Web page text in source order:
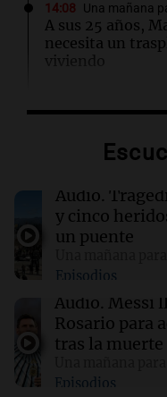
14:08 Una mañana
A sus 25 años,
necesita un
13:57 Una mañana
heridos tras
Sociedad
“Santa Fe te
tras la muerte de
13:31 Una mañana
Messi llegará
acompañar a su
papá
Audio.
y cinco
un puente
Episodios
Audio. Messi
Rosario para
tras la muerte
Episodios